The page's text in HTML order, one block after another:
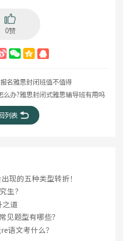
0赞
名雅思封闭班值不值得
么办?雅思封闭式雅思辅导班有用吗
列表
现的五种类型转折！
生?
之道
见题型有哪些？
语文考什么？